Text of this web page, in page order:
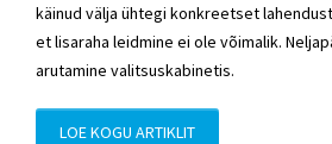
käinud välja ühtegi konkreetset
et lisaraha leidmine ei ole võimalik.
arutamine valitsuskabinetis.
LOE KOGU ARTIKLIT